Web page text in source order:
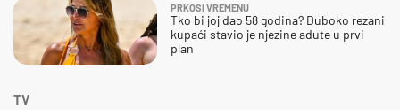
PRKOSI VREMENU
Tko bi joj dao 58 godina? Duboko rezani
kupaći stavio je njezine adute u prvi
plan
TV